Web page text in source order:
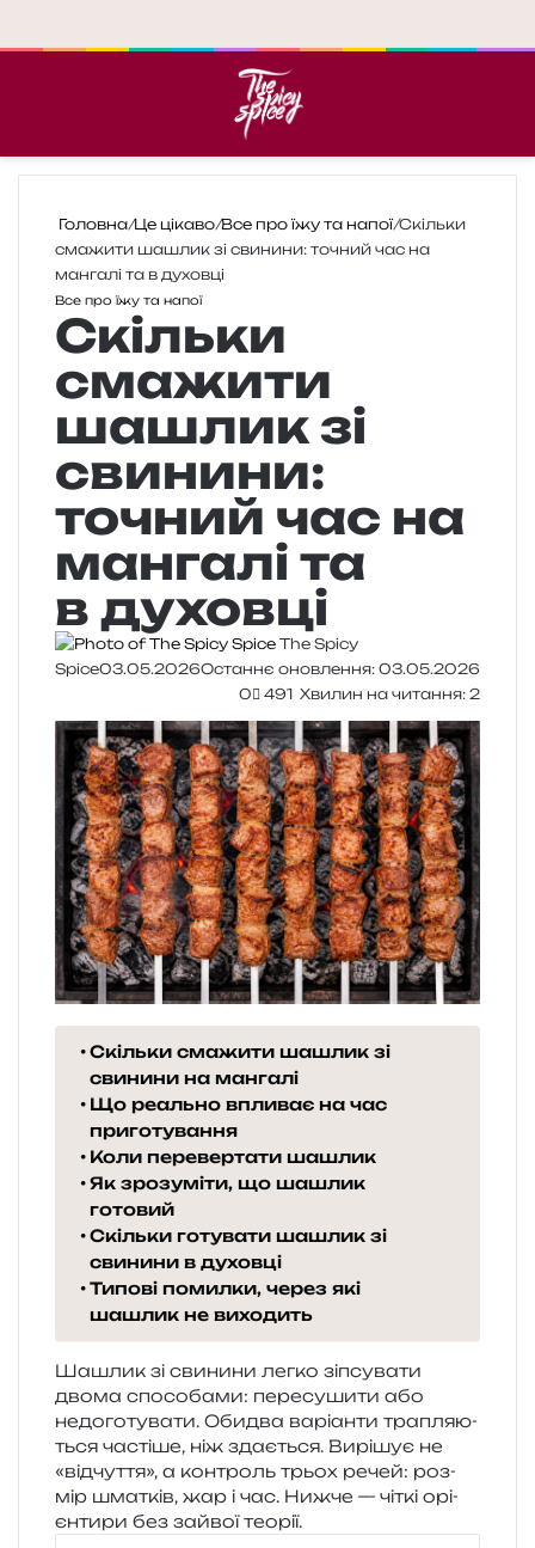
Головна/Це цікаво/Все про їжу та напої/Скільки
смажити шашлик зі свинини: точний час на
мангалі та в духовці
Все про їжу та напої
Скільки
смажити
шашлик зі
свинини:
точний час на
мангалі та
в духовці
The Spicy
Spice03.05.2026Останнє оновлення: 03.05.2026
0
491 Хвилин на читання: 2
Скільки смажити шашлик зі
свинини на мангалі
Що реально впливає на час
приготування
Коли перевертати шашлик
Як зрозуміти, що шашлик
готовий
Скільки готувати шашлик зі
свинини в духовці
Типові помилки, через які
шашлик не виходить
Шашлик зі сви­ни­ни легко зіпсу­ва­ти
двома спосо­ба­ми: пере­су­ши­ти або
недо­го­ту­ва­ти. Обидва варі­ан­ти тра­пля­ю­
ться часті­ше, ніж зда­є­ться. Вирішує не
«від­чу­т­тя», а кон­троль трьох речей: роз­
мір шма­тків, жар і час. Нижче — чіткі орі­
єн­ти­ри без зай­вої теорії.